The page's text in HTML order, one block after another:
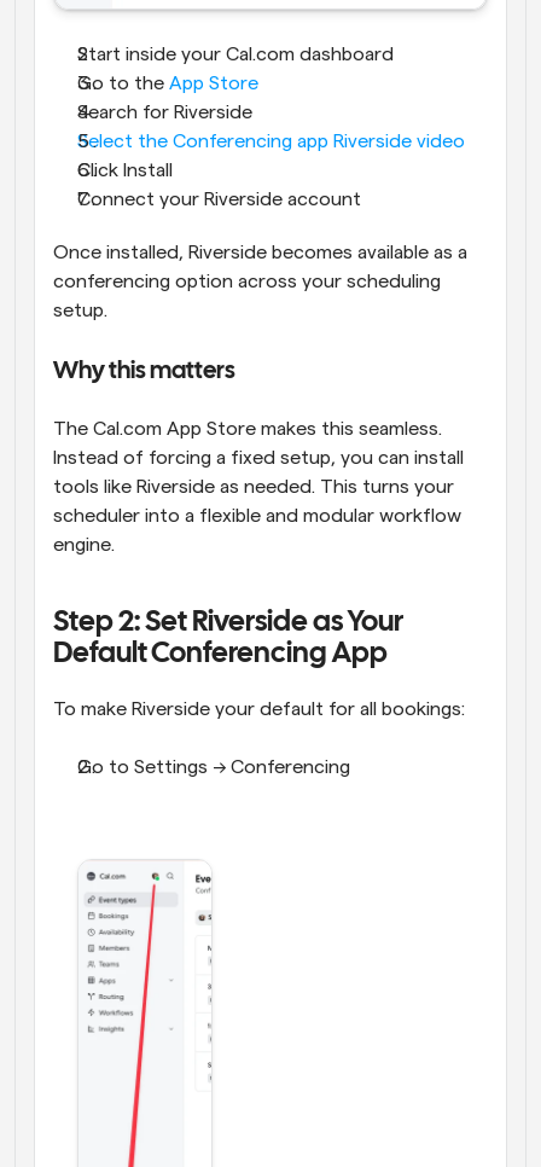
Start inside your Cal.com dashboard
Go to the App Store
Search for Riverside
Select the Conferencing app Riverside video
Click Install
Connect your Riverside account
Once installed, Riverside becomes available as a
conferencing option across your scheduling
setup.
Why this matters
The Cal.com App Store makes this seamless.
Instead of forcing a fixed setup, you can install
tools like Riverside as needed. This turns your
scheduler into a flexible and modular workflow
engine.
Step 2: Set Riverside as Your
Default Conferencing App
To make Riverside your default for all bookings:
Go to Settings → Conferencing